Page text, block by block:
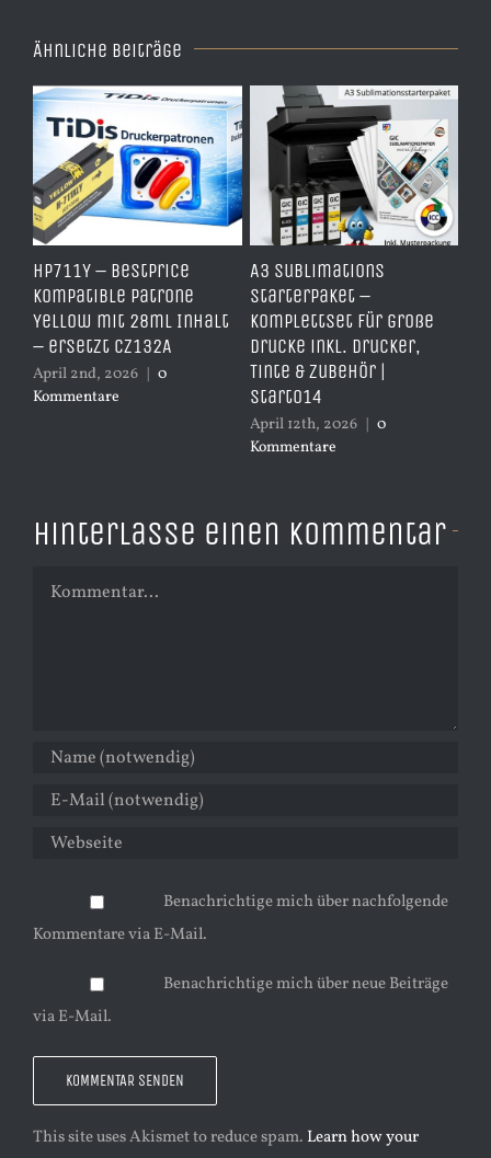
Ähnliche Beiträge
HP711Y – BestPrice
Kompatible Patrone
Yellow mit 28ml Inhalt
– ersetzt CZ132A
April 2nd, 2026 | 0
Kommentare
A3 Sublimations
Starterpaket –
Komplettset für große
Drucke inkl. Drucker,
Tinte & Zubehör |
Start014
April 12th, 2026 | 0
Kommentare
Hinterlasse einen Kommentar
Kommentar
Benachrichtige mich über nachfolgende
Kommentare via E-Mail.
Benachrichtige mich über neue Beiträge
via E-Mail.
This site uses Akismet to reduce spam. Learn how your